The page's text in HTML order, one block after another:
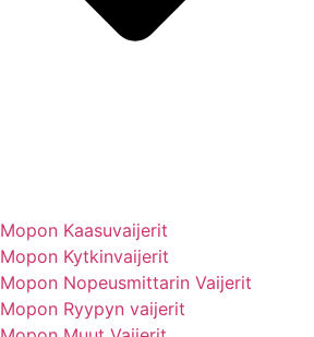
Mopon Kaasuvaijerit
Mopon Kytkinvaijerit
Mopon Nopeusmittarin Vaijerit
Mopon Ryypyn vaijerit